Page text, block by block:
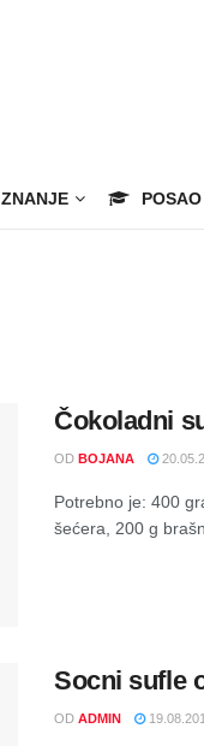
ZNANJE POSAO
Čokoladni
OD BOJANA
Potrebno je: 400
šećera, 200 g
Socni sufle
OD ADMIN